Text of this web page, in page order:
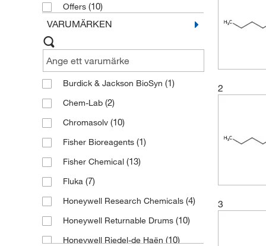
Offers (10)
VARUMÄRKEN
Burdick & Jackson BioSyn (1)
Chem-Lab (2)
Chromasolv (10)
Fisher Bioreagents (1)
Fisher Chemical (13)
Fluka (7)
Honeywell Research Chemicals (4)
Honeywell Returnable Drums (10)
Honeywell Riedel-de Haën (10)
2
3